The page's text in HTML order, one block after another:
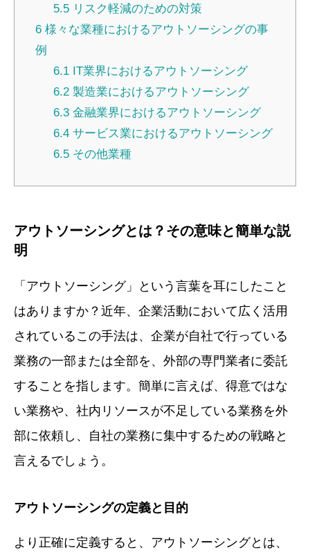
5.5リスク軽減のための対策
6 様々な業種におけるアウトソーシングの事
例
6.1IT業界におけるアウトソーシング
6.2製造業におけるアウトソーシング
6.3金融業界におけるアウトソーシング
6.4サービス業におけるアウトソーシング
6.5その他業種
アウトソーシングとは？その意味と簡単な説
明
「アウトソーシング」という言葉を耳にしたこと
はありますか？近年、企業活動において広く活用
されているこの手法は、企業が自社で行っている
業務の一部または全部を、外部の専門業者に委託
することを指します。簡単に言えば、得意ではな
い業務や、社内リソースが不足している業務を外
部に依頼し、自社の業務に集中するための戦略と
言えるでしょう。
アウトソーシングの定義と目的
より正確に定義すると、アウトソーシングとは、